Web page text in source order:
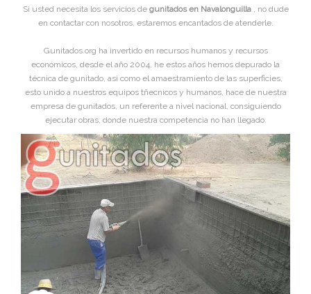
Si usted necesita los servicios de gunitados en Navalonguilla , no dude
en contactar con nosotros, estaremos encantados de atenderle.
Gunitados.org ha invertido en recursos humanos y recursos
económicos, desde el año 2004, he estos años hemos depurado la
técnica de gunitado, asi como el amaestramiento de las superficies,
esto unido a nuestros equipos tñecnicos y humanos, hace de nuestra
empresa de gunitados, un referente a nivel nacional, consiguiendo
ejecutar obras, donde nuestra competencia no han llegado.